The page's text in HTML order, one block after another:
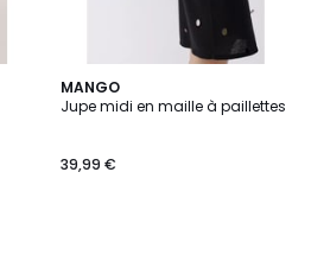
MANGO
Jupe midi en maille à paillettes
39,99 €